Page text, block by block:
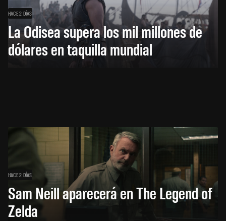
HACE 2 DÍAS
La Odisea supera los mil millones de
dólares en taquilla mundial
HACE 2 DÍAS
Sam Neill aparecerá en The Legend of
Zelda